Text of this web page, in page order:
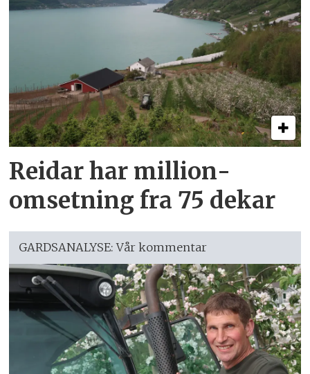
Reidar har million­
omsetning fra 75 dekar
GARDSANALYSE: Vår kommentar